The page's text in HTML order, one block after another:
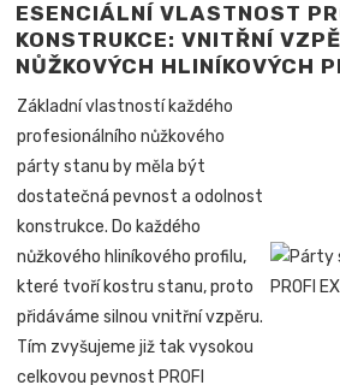
ESENCIÁLNÍ VLASTNOST
KONSTRUKCE: VNITŘNÍ
NŮŽKOVÝCH HLINÍKOVÝCH
Základní vlastností každého
profesionálního nůžkového
párty stanu by měla být
dostatečná pevnost a odolnost
konstrukce. Do každého
nůžkového hliníkového profilu,
které tvoří kostru stanu, proto
přidáváme silnou vnitřní vzpěru.
Tím zvyšujeme již tak vysokou
celkovou pevnost PROFI